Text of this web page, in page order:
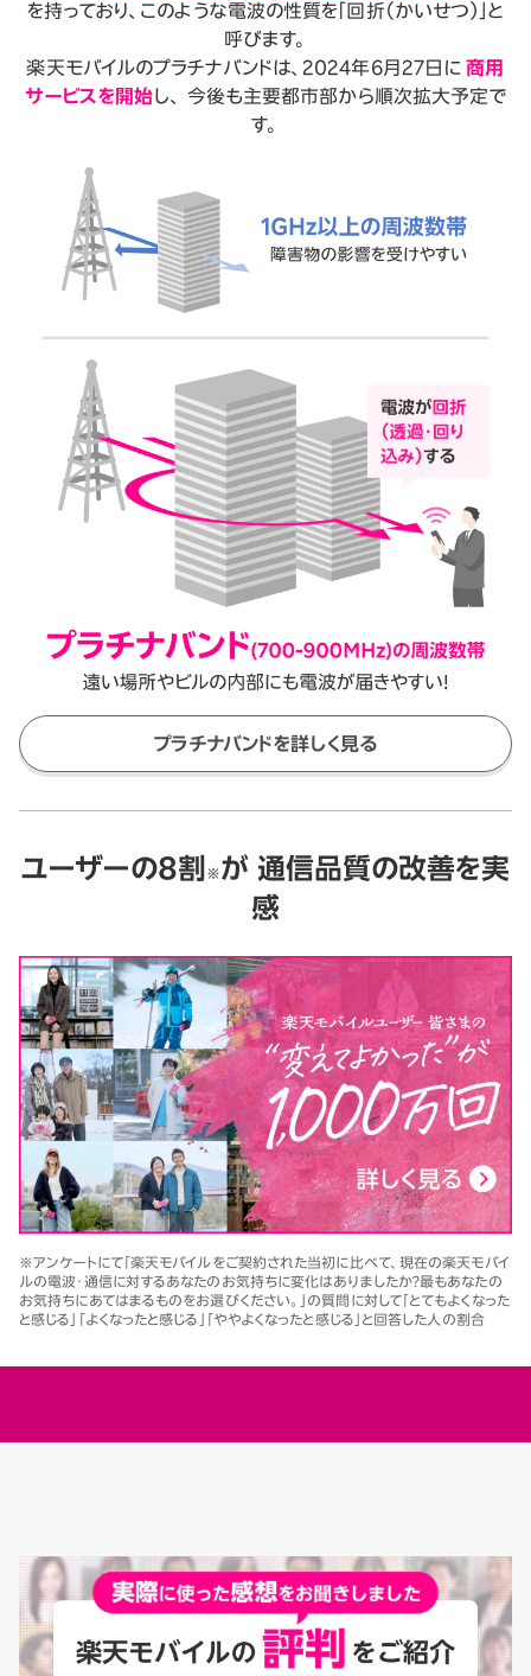
を持っており、このような電波の性質を「回折（かいせつ）」と
呼びます。
楽天モバイルのプラチナバンドは、2024年6月27日に商用
サービスを開始し、 今後も主要都市部から順次拡大予定で
す。
プラチナバンドを詳しく見る
ユーザーの8割 ※が 通信品質の改善を実
感
※アンケートにて「楽天モバイルをご契約された当初に比べて、現在の楽天モバイ
ルの電波・通信に対するあなたのお気持ちに変化はありましたか？最もあなたの
お気持ちにあてはまるものをお選びください。」の質問に対して「とてもよくなった
と感じる」「よくなったと感じる」「ややよくなったと感じる」と回答した人の割合